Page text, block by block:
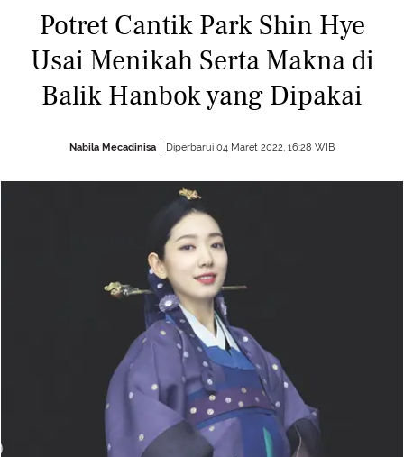
Potret Cantik Park Shin Hye
Usai Menikah Serta Makna di
Balik Hanbok yang Dipakai
Nabila Mecadinisa Diperbarui 04 Maret 2022, 16:28 WIB